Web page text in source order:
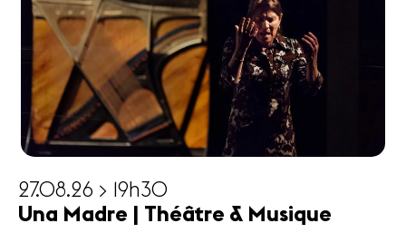
27.08.26 > 19h30
Una Madre | Théâtre & Musique